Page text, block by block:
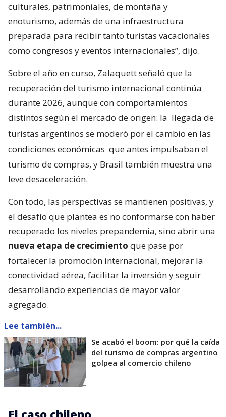
culturales, patrimoniales, de montaña y
enoturismo, además de una infraestructura
preparada para recibir tanto turistas vacacionales
como congresos y eventos internacionales”, dijo.
Sobre el año en curso, Zalaquett señaló que la
recuperación del turismo internacional continúa
durante 2026, aunque con comportamientos
distintos según el mercado de origen: la llegada de
turistas argentinos se moderó por el cambio en las
condiciones económicas que antes impulsaban el
turismo de compras, y Brasil también muestra una
leve desaceleración.
Con todo, las perspectivas se mantienen positivas, y
el desafío que plantea es no conformarse con haber
recuperado los niveles prepandemia, sino abrir una
nueva etapa de crecimiento que pase por
fortalecer la promoción internacional, mejorar la
conectividad aérea, facilitar la inversión y seguir
desarrollando experiencias de mayor valor
agregado.
Lee también...
Se acabó el boom: por qué la caída
del turismo de compras argentino
golpea al comercio chileno